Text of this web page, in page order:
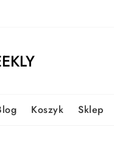
Koszyk Sklep